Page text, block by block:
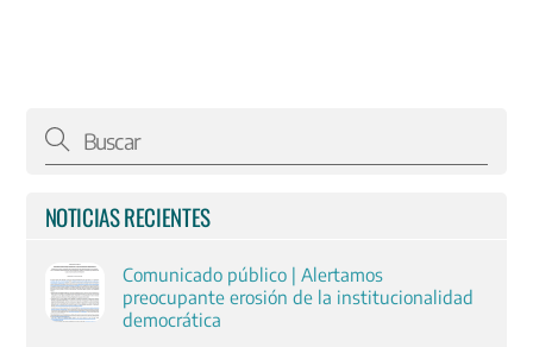
NOTICIAS RECIENTES
Comunicado público | Alertamos
preocupante erosión de la institucionalidad
democrática